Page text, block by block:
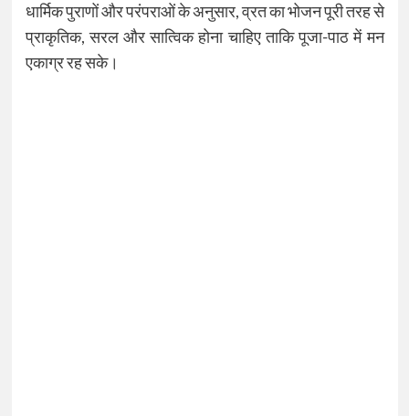
धार्मिक पुराणों और परंपराओं के अनुसार, व्रत का भोजन पूरी तरह से
प्राकृतिक, सरल और सात्विक होना चाहिए ताकि पूजा-पाठ में मन
एकाग्र रह सके।